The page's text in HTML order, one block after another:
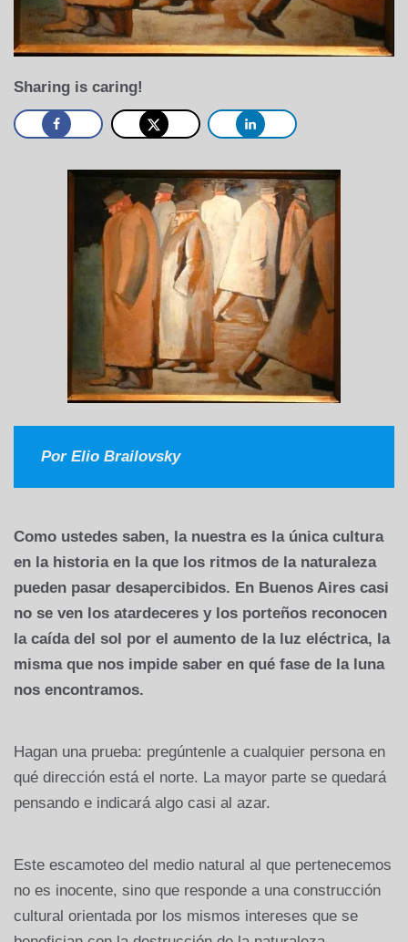
Sharing is caring!
Por Elio Brailovsky
Como ustedes saben, la nuestra es la única cultura
en la historia en la que los ritmos de la naturaleza
pueden pasar desapercibidos. En Buenos Aires casi
no se ven los atardeceres y los porteños reconocen
la caída del sol por el aumento de la luz eléctrica, la
misma que nos impide saber en qué fase de la luna
nos encontramos.
Hagan una prueba: pregúntenle a cualquier persona en
qué dirección está el norte. La mayor parte se quedará
pensando e indicará algo casi al azar.
Este escamoteo del medio natural al que pertenecemos
no es inocente, sino que responde a una construcción
cultural orientada por los mismos intereses que se